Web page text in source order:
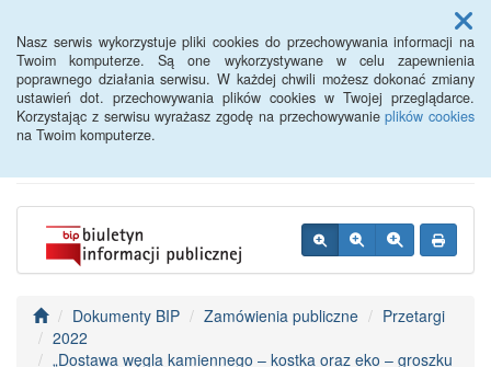
Nasz serwis wykorzystuje pliki cookies do przechowywania informacji na
Twoim komputerze. Są one wykorzystywane w celu zapewnienia
poprawnego działania serwisu. W każdej chwili możesz dokonać zmiany
ustawień dot. przechowywania plików cookies w Twojej przeglądarce.
Korzystając z serwisu wyrażasz zgodę na przechowywanieplików cookies
na Twoim komputerze.
Menu
BIP - Urząd Miejski
Wyśmierzyce
Dokumenty BIP Zamówienia publiczne
Przetargi
2022
„Dostawa węgla kamiennego – kostka oraz eko – groszku